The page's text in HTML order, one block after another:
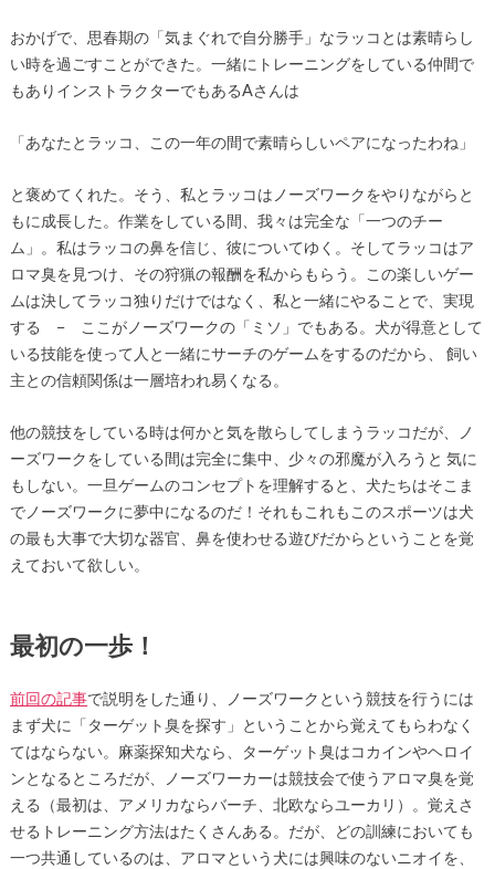
おかげで、思春期の「気まぐれで自分勝手」なラッコとは素晴らし
い時を過ごすことができた。一緒にトレーニングをしている仲間で
もありインストラクターでもあるAさんは
「あなたとラッコ、この一年の間で素晴らしいペアになったわね」
と褒めてくれた。そう、私とラッコはノーズワークをやりながらと
もに成長した。作業をしている間、我々は完全な「一つのチー
ム」。私はラッコの鼻を信じ、彼についてゆく。そしてラッコはア
ロマ臭を見つけ、その狩猟の報酬を私からもらう。この楽しいゲー
ムは決してラッコ独りだけではなく、私と一緒にやることで、実現
する − ここがノーズワークの「ミソ」でもある。犬が得意として
いる技能を使って人と一緒にサーチのゲームをするのだから、 飼い
主との信頼関係は一層培われ易くなる。
他の競技をしている時は何かと気を散らしてしまうラッコだが、ノ
ーズワークをしている間は完全に集中、少々の邪魔が入ろうと 気に
もしない。一旦ゲームのコンセプトを理解すると、犬たちはそこま
でノーズワークに夢中になるのだ！それもこれもこのスポーツは犬
の最も大事で大切な器官、鼻を使わせる遊びだからということを覚
えておいて欲しい。
最初の一歩！
前回の記事で説明をした通り、ノーズワークという競技を行うには
まず犬に「ターゲット臭を探す」ということから覚えてもらわなく
てはならない。麻薬探知犬なら、ターゲット臭はコカインやヘロイ
ンとなるところだが、ノーズワーカーは競技会で使うアロマ臭を覚
える（最初は、アメリカならバーチ、北欧ならユーカリ）。覚えさ
せるトレーニング方法はたくさんある。だが、どの訓練においても
一つ共通しているのは、アロマという犬には興味のないニオイを、